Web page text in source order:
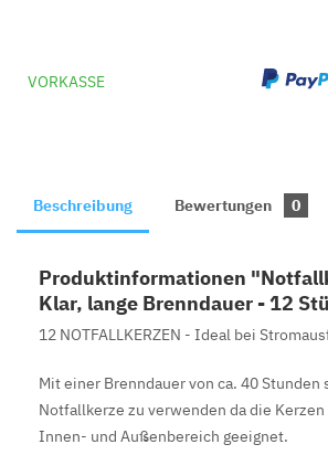
VORKASSE
Beschreibung Bewertungen 0
Produktinformationen
Klar, lange Brenndauer - 12
12 NOTFALLKERZEN - Ideal bei
Mit einer Brenndauer von ca. 40
Notfallkerze zu verwenden da die
Innen- und Außenbereich geeignet.